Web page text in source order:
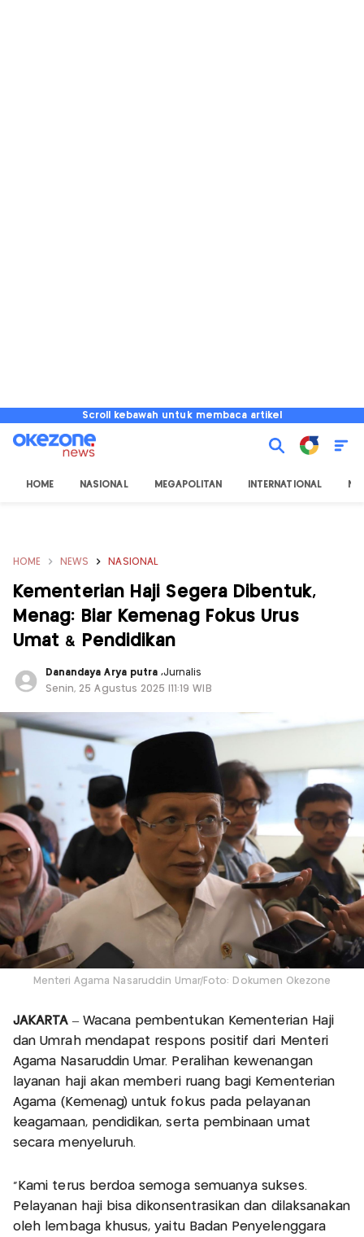
Scroll kebawah untuk membaca artikel
HOME NASIONAL MEGAPOLITAN INTERNATIONAL
HOME NEWS NASIONAL
Kementerian Haji Segera Dibentuk,
Menag: Biar Kemenag Fokus Urus
Umat & Pendidikan
Danandaya Arya putra,Jurnalis
Senin, 25 Agustus 2025 |11:19 WIB
Menteri Agama Nasaruddin Umar/Foto: Dokumen Okezone
JAKARTA– Wacana pembentukan Kementerian Haji
dan Umrah mendapat respons positif dari Menteri
Agama Nasaruddin Umar. Peralihan kewenangan
layanan haji akan memberi ruang bagi Kementerian
Agama (Kemenag) untuk fokus pada pelayanan
keagamaan, pendidikan, serta pembinaan umat
secara menyeluruh.
“Kami terus berdoa semoga semuanya sukses.
Pelayanan haji bisa dikonsentrasikan dan dilaksanakan
oleh lembaga khusus, yaitu Badan Penyelenggara